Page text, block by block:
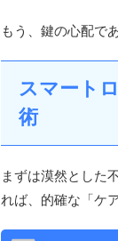
もう、鍵の心配で
スマート
術
まずは漠然とした
れば、的確な「ケ